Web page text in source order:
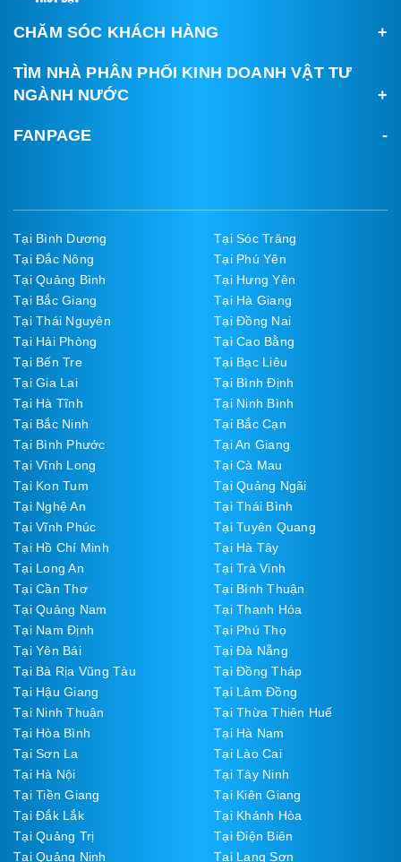
CHĂM SÓC KHÁCH HÀNG
TÌM NHÀ PHÂN PHỐI KINH DOANH VẬT TƯ
NGÀNH NƯỚC
FANPAGE
Tại Bình Dương
Tại Sóc Trăng
Tại Đắc Nông
Tại Phú Yên
Tại Quảng Bình
Tại Hưng Yên
Tại Bắc Giang
Tại Hà Giang
Tại Thái Nguyên
Tại Đồng Nai
Tại Hải Phòng
Tại Cao Bằng
Tại Bến Tre
Tại Bạc Liêu
Tại Gia Lai
Tại Bình Định
Tại Hà Tĩnh
Tại Ninh Bình
Tại Bắc Ninh
Tại Bắc Cạn
Tại Bình Phước
Tại An Giang
Tại Vĩnh Long
Tại Cà Mau
Tại Kon Tum
Tại Quảng Ngãi
Tại Nghệ An
Tại Thái Bình
Tại Vĩnh Phúc
Tại Tuyên Quang
Tại Hồ Chí Minh
Tại Hà Tây
Tại Long An
Tại Trà Vinh
Tại Cần Thơ
Tại Bình Thuận
Tại Quảng Nam
Tại Thanh Hóa
Tại Nam Định
Tại Phú Thọ
Tại Yên Bái
Tại Đà Nẵng
Tại Bà Rịa Vũng Tàu
Tại Đồng Tháp
Tại Hậu Giang
Tại Lâm Đồng
Tại Ninh Thuận
Tại Thừa Thiên Huế
Tại Hòa Bình
Tại Hà Nam
Tại Sơn La
Tại Lào Cai
Tại Hà Nội
Tại Tây Ninh
Tại Tiền Giang
Tại Kiên Giang
Tại Đắk Lắk
Tại Khánh Hòa
Tại Quảng Trị
Tại Điện Biên
Tại Quảng Ninh
Tại Lạng Sơn